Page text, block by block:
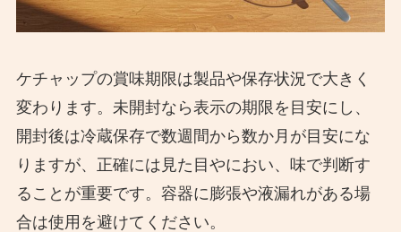
ケチャップの賞味期限は製品や保存状況で大きく
変わります。未開封なら表示の期限を目安にし、
開封後は冷蔵保存で数週間から数か月が目安にな
りますが、正確には見た目やにおい、味で判断す
ることが重要です。容器に膨張や液漏れがある場
合は使用を避けてください。